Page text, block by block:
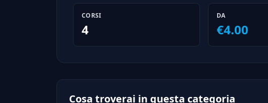
CORSI
4
DA
€4.00
Cosa troverai in questa categoria